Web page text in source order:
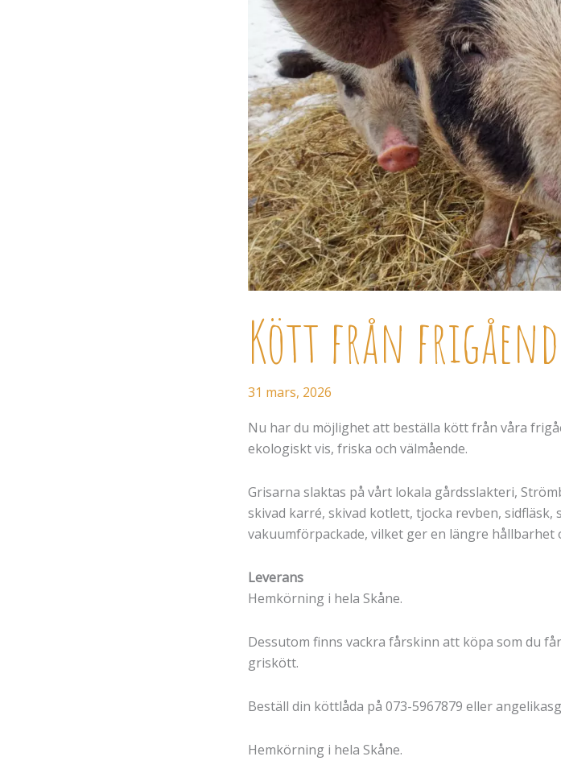
Kött från
31 mars, 2026
Nu har du möjlighet att beställa kött från våra
ekologiskt vis, friska och välmående.
Grisarna slaktas på vårt lokala gårdsslakteri,
skivad karré, skivad kotlett, tjocka revben, sidfläsk,
vakuumförpackade, vilket ger en längre hållbarhet
Leverans
Hemkörning i hela Skåne.
Dessutom finns vackra fårskinn att köpa som du
griskött.
Beställ din köttlåda på 073-5967879 eller
Hemkörning i hela Skåne.